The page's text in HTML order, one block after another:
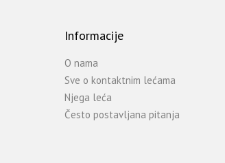
Informacije
O nama
Sve o kontaktnim lećama
Njega leća
Često postavljana pitanja